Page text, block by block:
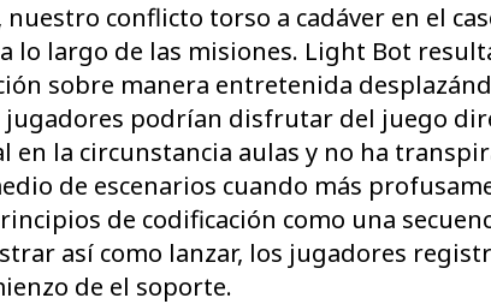
conflicto torso a cadáver en el
lo largo de las misiones. Light Bot
sobre manera entretenida
podrían disfrutar del juego
en la circunstancia aulas y no ha
de escenarios cuando más
de codificación como una
así­ como lanzar, los jugadores
de el soporte.